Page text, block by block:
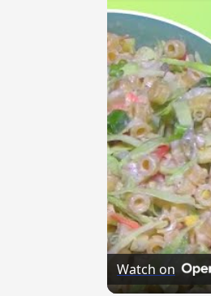
Watch on